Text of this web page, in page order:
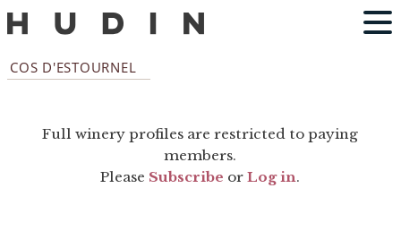
COS D'ESTOURNEL
Full winery profiles are restricted to paying
members.
Please Subscribe orLog in.